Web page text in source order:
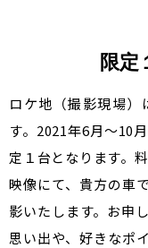
限定
ロケ地（撮影現場）
す。2021年6月〜10
定１台となります。
映像にて、貴方の車
影いたします。お申
思い出や、好きなポ